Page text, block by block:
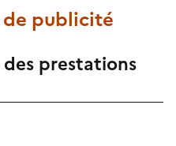
publicité
prestations